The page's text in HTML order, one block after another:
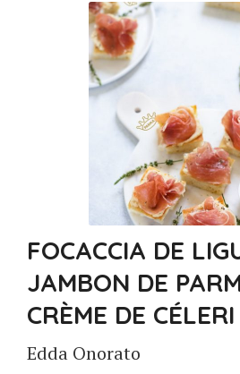
FOCACCIA DE
JAMBON DE
CRÈME DE
Edda Onorato